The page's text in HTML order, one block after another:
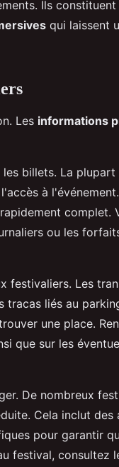
Ils constituent
qui laissent
Les informations
billets. La
à
complet.
ou les
festivaliers. Les
tracas liés au
une place.
que sur les
De nombreux
Cela inclut des
pour garantir
festival, consultez